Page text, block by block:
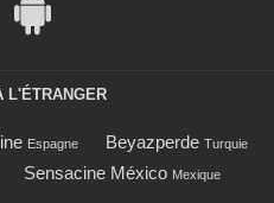
L'ÉTRANGER
Espagne Beyazperde Turquie
Sensacine México Mexique